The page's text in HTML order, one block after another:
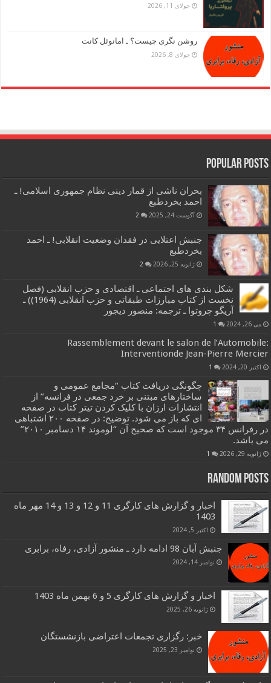
جولای 11, 2026
روشن نگری چیست؟ ـ امانوئل کانت
جولای 8, 2026
Popular Posts
بحران ناشی از قمار دینی نظام جمهوری اسلامی! ـ
احمد بخردطبع
آگوست 24, 2025 2
جنبش اعتلایی در فقدان وضعیت انقلابی! ـ احمد
بخردطبع
ژانویه 25, 2026 2
شکل بندی های اجتماعی ـ اقتصادی و حزب انقلابی (فصل
نخست از کتاب مبارزات طبقاتی و حزب انقلابی (1964)) ـ
آریگو چروتوا ـ ترجمه: منصور دیجور
می 26, 2024 1
Rassemblement devant le salon de l’Automobile:
Interventionde Jean-Pierre Mercier
اکتبر 20, 2024 1
چگونگی دریافت کتاب “مجامع عمومی و
ساختارهای مبتنی بر خرد جمعی در فرانسه” از
انتشارات ارزان با کلیک کردن تیتر کتاب در صفحه
ای که باز می شود. توضیح: در صفحه ۲۰۰ اشتباهی
در رفرانس ۳۴ موجود است که صحیح آن “لوموند ۱۴ دسامبر ۲۰۱۰”
می باشد.
ژانویه 29, 2026 1
Random Posts
اخبار و گزارش های کارگری 11 و 12 و 13 و 14 مهر ماه
1403
اکتبر 5, 2024
جنبش آبان 98 ادامه دارد ـ منشور آزادی، رفاه، برابری
نوامبر 14, 2024
اخبار و گزارش های کارگری 5 و 6 بهمن ماه 1403
ژانویه 26, 2025
خبر: رگزاری تجمعات اعتراضی بازنشستگان
نوامبر 23, 2025